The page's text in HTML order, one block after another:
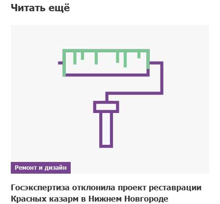
Читать ещё
Ремонт и дизайн
Госэкспертиза отклонила проект реставрации
Красных казарм в Нижнем Новгороде